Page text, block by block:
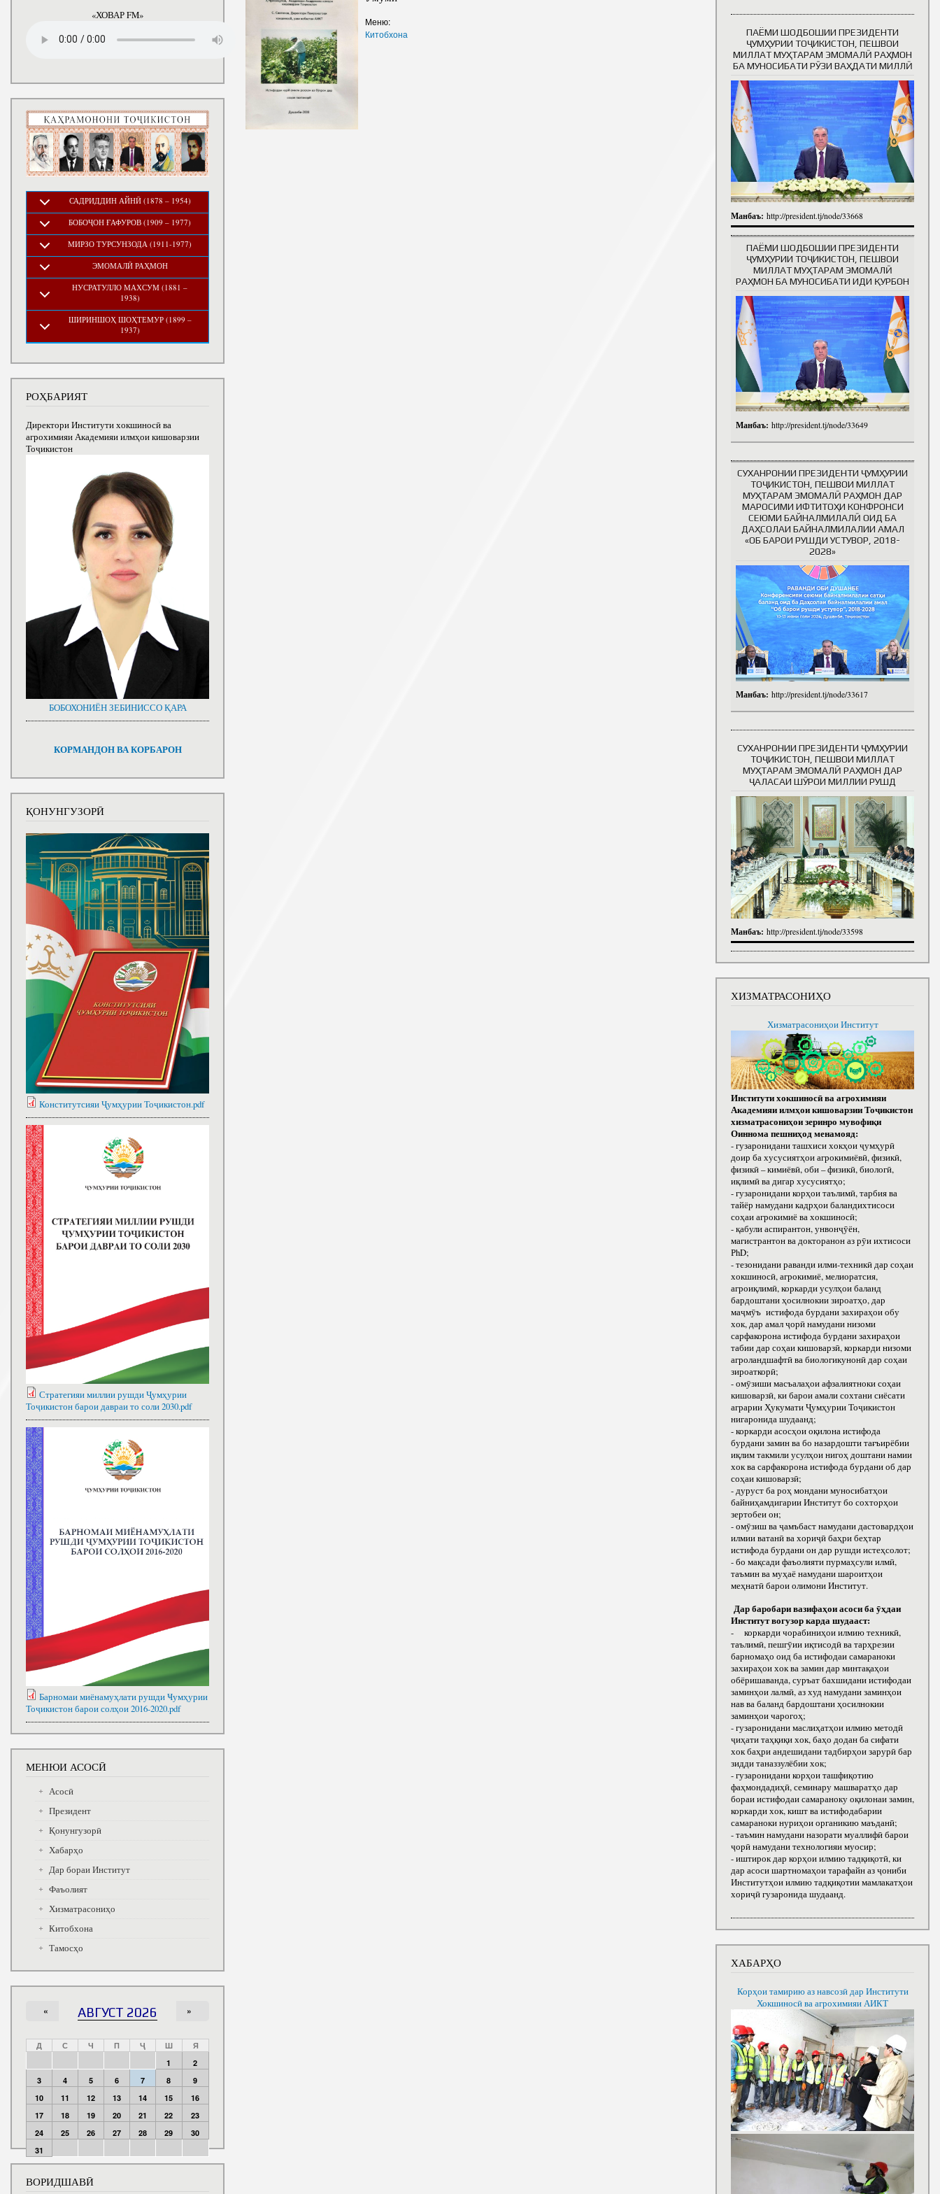
Меню:
Китобхона
«ХОВАР FM»
САДРИДДИН АЙНӢ (1878 – 1954)
БОБОҶОН ҒАФУРОВ (1909 – 1977)
МИРЗО ТУРСУНЗОДА (1911-1977)
ЭМОМАЛӢ РАҲМОН
НУСРАТУЛЛО МАХСУМ (1881 –
1938)
ШИРИНШОҲ ШОҲТЕМУР (1899 –
1937)
РОҲБАРИЯТ
Директори Институти хокшиносӣ ва
агрохимияи Академияи илмҳои кишоварзии
Тоҷикистон
БОБОХОНИЁН ЗЕБИНИССО ҚАРА
КОРМАНДОН ВА КОРБАРОН
ҚОНУНГУЗОРӢ
Конститутсияи Ҷумҳурии Тоҷикистон.pdf
Стратегияи миллии рушди Ҷумҳурии
Тоҷикистон барои давраи то соли 2030.pdf
Барномаи миёнамуҳлати рушди Ҹумҳурии
Тоҷикистон барои солҳои 2016-2020.pdf
МЕНЮИ АСОСӢ
Асосӣ
Президент
Қонунгузорӣ
Хабарҳо
Дар бораи Институт
Фаъолият
Хизматрасониҳо
Китобхона
Тамосҳо
АВГУСТ 2026
« »
Д С Ч П Ҷ Ш
Я
1
2
3
4 5 6 7 8
9
10
11 12 13 14 15
16
17
18 19 20 21 22
23
24
25 26 27 28 29
30
31
ВОРИДШАВӢ
ПАЁМИ ШОДБОШИИ ПРЕЗИДЕНТИ
ҶУМҲУРИИ ТОҶИКИСТОН, ПЕШВОИ
МИЛЛАТ МУҲТАРАМ ЭМОМАЛӢ РАҲМОН
БА МУНОСИБАТИ РӮЗИ ВАҲДАТИ МИЛЛӢ
Манбаъ: http://president.tj/node/33668
ПАЁМИ ШОДБОШИИ ПРЕЗИДЕНТИ
ҶУМҲУРИИ ТОҶИКИСТОН, ПЕШВОИ
МИЛЛАТ МУҲТАРАМ ЭМОМАЛӢ
РАҲМОН БА МУНОСИБАТИ ИДИ ҚУРБОН
Манбаъ: http://president.tj/node/33649
СУХАНРОНИИ ПРЕЗИДЕНТИ ҶУМҲУРИИ
ТОҶИКИСТОН, ПЕШВОИ МИЛЛАТ
МУҲТАРАМ ЭМОМАЛӢ РАҲМОН ДАР
МАРОСИМИ ИФТИТОҲИ КОНФРОНСИ
СЕЮМИ БАЙНАЛМИЛАЛӢ ОИД БА
ДАҲСОЛАИ БАЙНАЛМИЛАЛИИ АМАЛ
«ОБ БАРОИ РУШДИ УСТУВОР, 2018-
2028»
Манбаъ: http://president.tj/node/33617
СУХАНРОНИИ ПРЕЗИДЕНТИ ҶУМҲУРИИ
ТОҶИКИСТОН, ПЕШВОИ МИЛЛАТ
МУҲТАРАМ ЭМОМАЛӢ РАҲМОН ДАР
ҶАЛАСАИ ШӮРОИ МИЛЛИИ РУШД
Манбаъ: http://president.tj/node/33598
ХИЗМАТРАСОНИҲО
Хизматрасониҳои Институт
Институти хокшиносӣ ва агрохимияи
Академияи илмҳои кишоварзии Тоҷикистон
хизматрасониҳои зеринро мувофиқи
Оиннома пешниҳод менамояд:
- гузаронидани ташхиси хокҳои ҷумҳурӣ
доир ба хусусиятҳои агрокимиёвӣ, физикӣ,
физикӣ – кимиёвӣ, оби – физикӣ, биологӣ,
иқлимӣ ва дигар хусусиятҳо;
- гузаронидани корҳои таълимӣ, тарбия ва
тайёр намудани кадрҳои баландихтисоси
соҳаи агрокимиё ва хокшиносӣ;
- қабули аспирантон, унвонҷӯён,
магистрантон ва докторанон аз рӯи ихтисоси
РhD;
- тезонидани раванди илми-техникӣ дар соҳаи
хокшиносӣ, агрокимиё, мелиоратсия,
агроиқлимӣ, коркарди усулҳои баланд
бардоштани ҳосилнокии зироатҳо, дар
маҷмӯъ истифода бурдани захираҳои обу
хок, дар амал ҷорӣ намудани низоми
сарфакорона истифода бурдани захираҳои
табии дар соҳаи кишоварзӣ, коркарди низоми
агроландшафтӣ ва биологикунонӣ дар соҳаи
зироаткорӣ;
- омӯзиши масъалаҳои афзалиятноки соҳаи
кишоварзӣ, ки барои амали сохтани сиёсати
аграрии Ҳукумати Ҷумҳурии Тоҷикистон
нигаронида шудаанд;
- коркарди асосҳои оқилона истифода
бурдани замин ва бо назардошти тағъирёбии
иқлим такмили усулҳои нигоҳ доштани намии
хок ва сарфакорона истифода бурдани об дар
соҳаи кишоварзӣ;
- дуруст ба роҳ мондани муносибатҳои
байниҳамдигарии Институт бо сохторҳои
зертобеи он;
- омӯзиш ва ҷамъбаст намудани дастовардҳои
илмии ватанӣ ва хориҷӣ баҳри беҳтар
истифода бурдани он дар рушди истеҳсолот;
- бо мақсади фаъолияти пурмаҳсули илмӣ,
таъмин ва муҳаё намудани шароитҳои
меҳнатӣ барои олимони Институт.
Дар баробари вазифаҳои асоси ба ӯҳдаи
Институт вогузор карда шудааст:
- коркарди чорабиниҳои илмию техникӣ,
таълимӣ, пешгӯии иқтисодӣ ва тарҳрезии
барномаҳо оид ба истифодаи самараноки
захираҳои хок ва замин дар минтақаҳои
обёришаванда, суръат бахшидани истифодаи
заминҳои лалмӣ, аз худ намудани заминҳои
нав ва баланд бардоштани ҳосилнокии
заминҳои чарогоҳ;
- гузаронидани маслиҳатҳои илмию методӣ
ҷиҳати таҳқиқи хок, баҳо додан ба сифати
хок баҳри андешидани тадбирҳои зарурӣ бар
зидди таназзулёбии хок;
- гузаронидани корҳои ташфиқотию
фаҳмондадиҳӣ, семинару машваратҳо дар
бораи истифодаи самараноку оқилонаи замин,
коркарди хок, кишт ва истифодабарии
самараноки нуриҳои органикию маъданӣ;
- таъмин намудани назорати муаллифӣ барои
ҷорӣ намудани технологияи муосир;
- иштирок дар корҳои илмию тадқиқотӣ, ки
дар асоси шартномаҳои тарафайн аз ҷониби
Институтҳои илмию тадқиқотии мамлакатҳои
хориҷӣ гузаронида шудаанд.
ХАБАРҲО
Корҳои тамирию аз навсозӣ дар Институти
Хокшиносӣ ва агрохимияи АИКТ